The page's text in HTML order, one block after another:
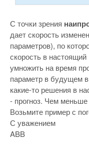
С точки зрения
дает скорость
параметров), по
скорость в
умножить на время
параметр в будущем
какие-то решения в
- прогноз. Чем меньше
Возьмите пример с
С уважением
ABB